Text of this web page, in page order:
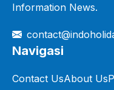
Information News.
Navigasi
Contact UsAbout Us